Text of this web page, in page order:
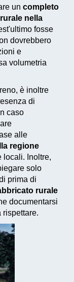
un completo
nella
fosse
dovrebbero
e
volumetria
è inoltre
di
caso
alle
regione
locali. Inoltre,
solo
prima di
rurale
documentarsi
rispettare.